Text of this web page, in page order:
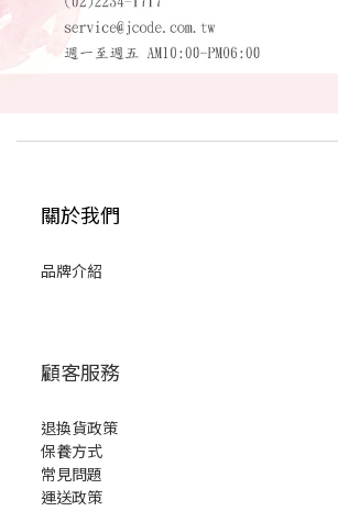
關於我們
品牌介紹
顧客服務
退換貨政策
保養方式
常見問題
運送政策